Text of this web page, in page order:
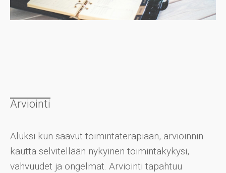
Arviointi
Aluksi kun saavut toimintaterapiaan, arvioinnin
kautta selvitellään nykyinen toimintakykysi,
vahvuudet ja ongelmat. Arviointi tapahtuu